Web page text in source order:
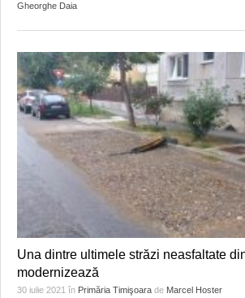
Gheorghe Daia
Una dintre ultimele străzi neasfaltate
modernizează
30 iulie 2021 în Primăria Timişoara de Marcel Hoster